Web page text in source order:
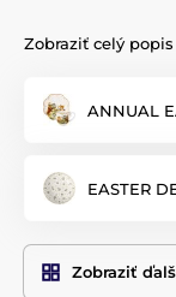
Esteticky vydarený
u niektorých
sliepočiek.
Zobraziť celý popis
ANNUAL
EASTER
Zobraziť